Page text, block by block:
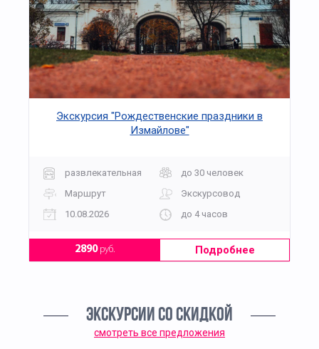
Экскурсия "Рождественские праздники в
Измайлове"
развлекательная
до 30 человек
Маршрут
Экскурсовод
10.08.2026
до 4 часов
2890руб. Подробнее
ЭКСКУРСИИ СО СКИДКОЙ
смотреть все предложения